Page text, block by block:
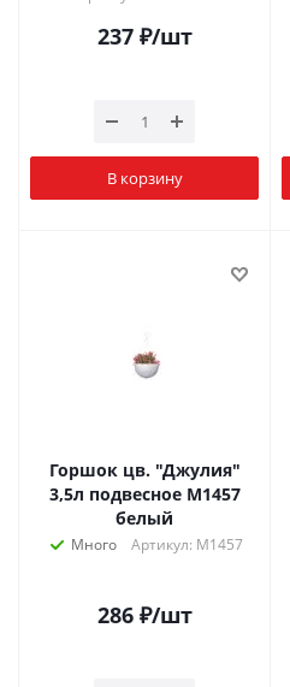
237₽/шт
В корзину
Горшок цв. "Джулия"
3,5л подвесное М1457
белый
Много Артикул: М1457
286₽/шт